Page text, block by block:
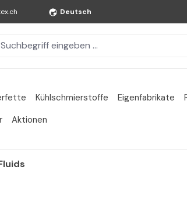
Deutsch
Kühlschmierstoffe Eigenfabrikate
Aktionen